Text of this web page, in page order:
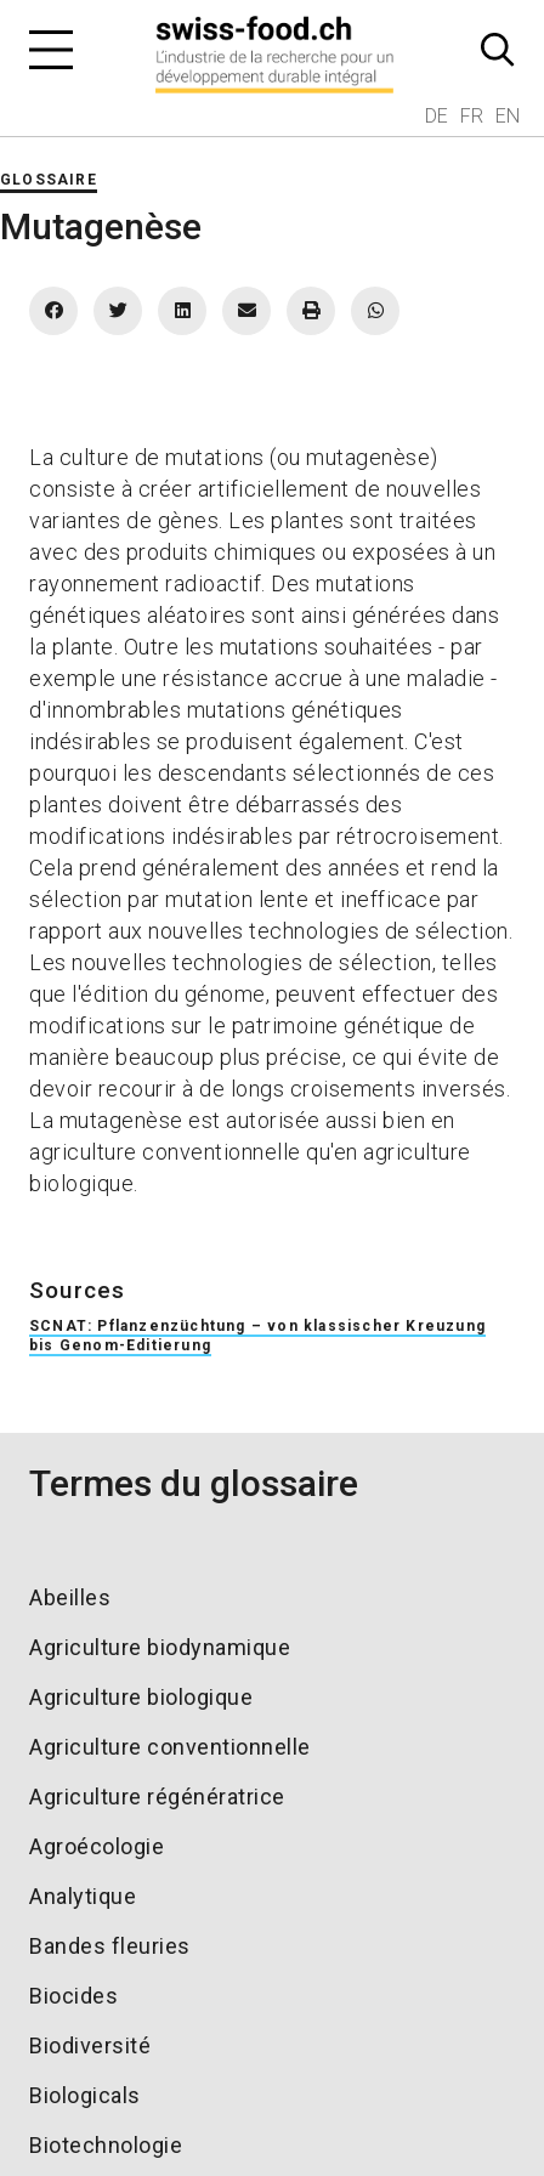
DE FR EN
GLOSSAIRE
Mutagenèse
La culture de mutations (ou mutagenèse)
consiste à créer artificiellement de nouvelles
variantes de gènes. Les plantes sont traitées
avec des produits chimiques ou exposées à un
rayonnement radioactif. Des mutations
génétiques aléatoires sont ainsi générées dans
la plante. Outre les mutations souhaitées - par
exemple une résistance accrue à une maladie -
d'innombrables mutations génétiques
indésirables se produisent également. C'est
pourquoi les descendants sélectionnés de ces
plantes doivent être débarrassés des
modifications indésirables par rétrocroisement.
Cela prend généralement des années et rend la
sélection par mutation lente et inefficace par
rapport aux nouvelles technologies de sélection.
Les nouvelles technologies de sélection, telles
que l'édition du génome, peuvent effectuer des
modifications sur le patrimoine génétique de
manière beaucoup plus précise, ce qui évite de
devoir recourir à de longs croisements inversés.
La mutagenèse est autorisée aussi bien en
agriculture conventionnelle qu'en agriculture
biologique.
Sources
SCNAT: Pflanzenzüchtung – von klassischer Kreuzung
bis Genom-Editierung
Termes du glossaire
Abeilles
Agriculture biodynamique
Agriculture biologique
Agriculture conventionnelle
Agriculture régénératrice
Agroécologie
Analytique
Bandes fleuries
Biocides
Biodiversité
Biologicals
Biotechnologie